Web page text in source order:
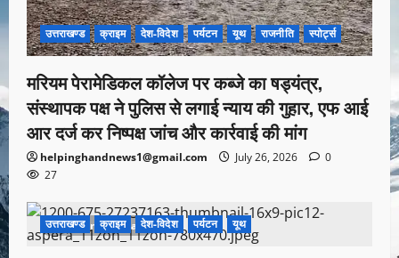
उत्तराखण्ड क्राइम देश-विदेश पर्यटन यूथ राजनीति स्पोर्ट्स
मरियम पेरामेडिकल कॉलेज पर कब्जे का षड्यंत्र,
संस्थापक पक्ष ने पुलिस से लगाई न्याय की गुहार, एफ आई
आर दर्ज कर निष्पक्ष जांच और कार्रवाई की मांग
helpinghandnews1@gmail.com July 26, 2026
0
27
1 minute read
उत्तराखण्ड क्राइम देश-विदेश पर्यटन यूथ